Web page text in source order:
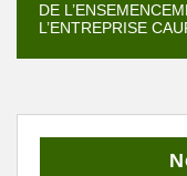
DE
L’ENTREPRISE